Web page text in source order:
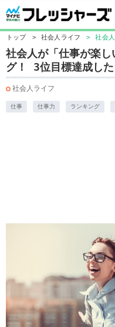
トップ > 社会人ライフ > 社会
社会人が「仕事が楽
グ！ 3位目標達成した
社会人ライフ
仕事 仕事力 ランキング